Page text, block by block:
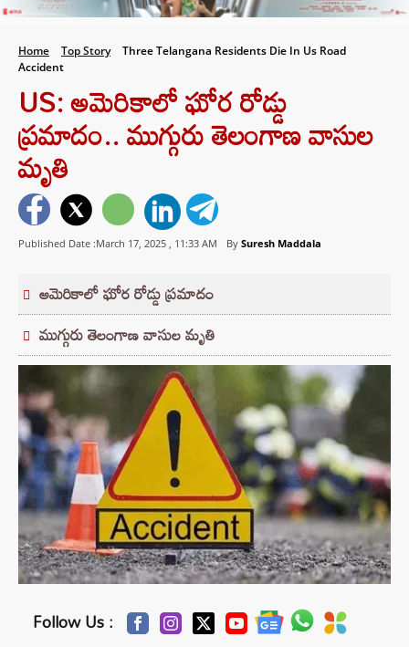
Home Top Story
Three Telangana Residents Die In Us Road
Accident
US: అమెరికాలో ఘోర రోడ్డు
ప్రమాదం.. ముగ్గురు తెలంగాణ వాసుల
మృతి
Published Date :March 17, 2025 , 11:33 AM By Suresh Maddala
అమెరికాలో ఘోర రోడ్డు ప్రమాదం
ముగ్గురు తెలంగాణ వాసుల మృతి
Follow Us :